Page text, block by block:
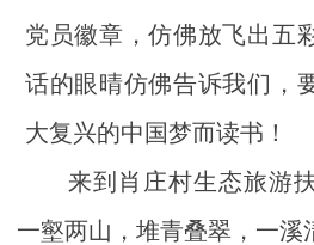
党员徽章，仿佛放飞出五
话的眼晴仿佛告诉我们，
大复兴的中国梦而读书！
来到肖庄村生态旅游
一壑两山，堆青叠翠，一溪